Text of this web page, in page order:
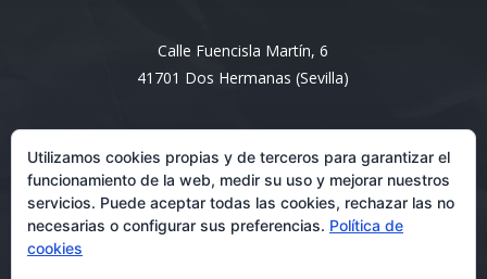
Calle Fuencisla Martín, 6
41701 Dos Hermanas (Sevilla)
info@entre4abogados.com
Utilizamos cookies propias y de terceros para garantizar el
funcionamiento de la web, medir su uso y mejorar nuestros
servicios. Puede aceptar todas las cookies, rechazar las no
necesarias o configurar sus preferencias. Política de
cookies